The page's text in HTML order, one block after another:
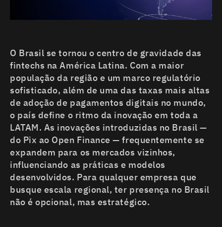
O Brasil se tornou o centro de gravidade das
fintechs na América Latina. Com a maior
população da região e um marco regulatório
sofisticado, além de uma das taxas mais altas
de adoção de pagamentos digitais no mundo,
o país define o ritmo da inovação em toda a
LATAM. As inovações introduzidas no Brasil —
do Pix ao Open Finance — frequentemente se
expandem para os mercados vizinhos,
influenciando as práticas e modelos
desenvolvidos. Para qualquer empresa que
busque escala regional, ter presença no Brasil
não é opcional, mas estratégico.